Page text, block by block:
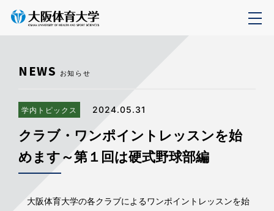
NEWS お知らせ
学内トピックス 2024.05.31
クラブ・ワンポイントレッスンを始
めます～第１回は硬式野球部編
大阪体育大学の各クラブによるワンポイントレッスンを始